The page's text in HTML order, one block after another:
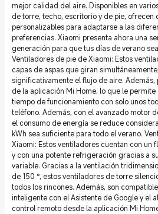
mejor calidad del aire. Disponibles en
de torre, techo, escritorio y de pie, ofrecen
personalizables para adaptarse a las
preferencias. Xiaomi presenta ahora una
generación para que tus días de verano
Ventiladores de pie de Xiaomi: Estos
capas de aspas que giran
significativamente el flujo de aire.
de la aplicación Mi Home, lo que le
tiempo de funcionamiento con solo unos
teléfono. Además, con el avanzado motor
el consumo de energía se reduce
kWh sea suficiente para todo el verano.
Xiaomi: Estos ventiladores cuentan con un
y con una potente refrigeración gracias a
variable. Gracias a la ventilación
de 150 °, estos ventiladores de torre
todos los rincones. Además, son
inteligente con el Asistente de Google y el
control remoto desde la aplicación Mi